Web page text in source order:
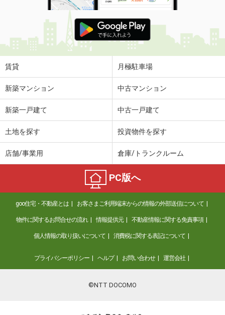
賃貸 月極駐車場
新築マンション 中古マンション
新築一戸建て 中古一戸建て
土地を探す 投資物件を探す
店舗/事業用 倉庫/トランクルーム
PC版へ
goo住宅・不動産とは お客さまご利用端末からの情報の外部送信について
物件に関するお問合せの流れ 情報提供元 不動産情報に関する免責事項
個人情報の取り扱いについて 消費税に関する表記について
プライバシーポリシー ヘルプ お問い合わせ 運営会社
©NTT DOCOMO